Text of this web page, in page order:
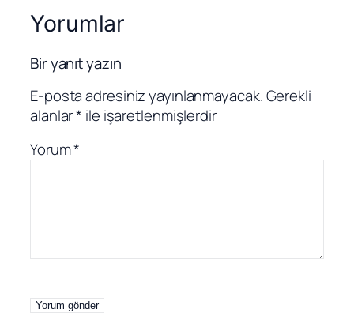
Yorumlar
Bir yanıt yazın
E-posta adresiniz yayınlanmayacak.Gerekli
alanlar* ile işaretlenmişlerdir
Yorum*